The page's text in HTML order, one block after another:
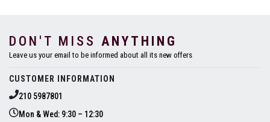
DON'T MISS ANYTHING
Leave us your email to be informed about all its new offers
CUSTOMER INFORMATION
210 5987801
Mon & Wed: 9:30 – 12:30